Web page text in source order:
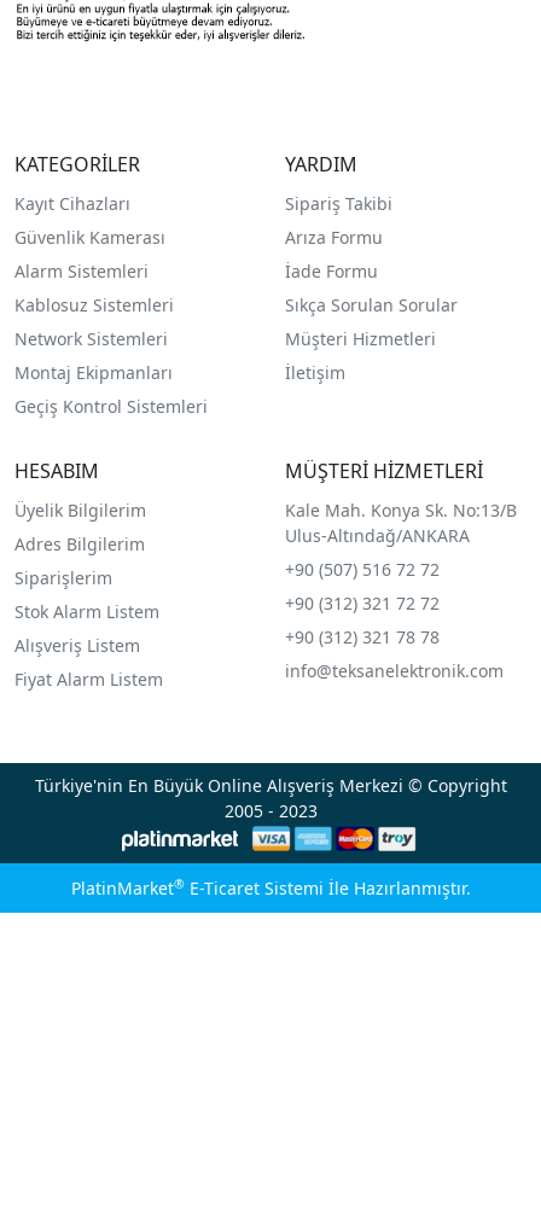
KATEGORİLER
Kayıt Cihazları
Güvenlik Kamerası
Alarm Sistemleri
Kablosuz Sistemleri
Network Sistemleri
Montaj Ekipmanları
Geçiş Kontrol Sistemleri
YARDIM
Sipariş Takibi
Arıza Formu
İade Formu
Sıkça Sorulan Sorular
Müşteri Hizmetleri
İletişim
HESABIM
Üyelik Bilgilerim
Adres Bilgilerim
Siparişlerim
Stok Alarm Listem
Alışveriş Listem
Fiyat Alarm Listem
MÜŞTERİ HİZMETLERİ
Kale Mah. Konya Sk. No:13/B
Ulus-Altındağ/ANKARA
+90 (507) 516 72 72
+90 (312) 321 72 72
+90 (312) 321 78 78
info@teksanelektronik.com
Türkiye'nin En Büyük Online Alışveriş Merkezi © Copyright
2005 - 2023
PlatinMarket®E-Ticaret Sistemi İle Hazırlanmıştır.